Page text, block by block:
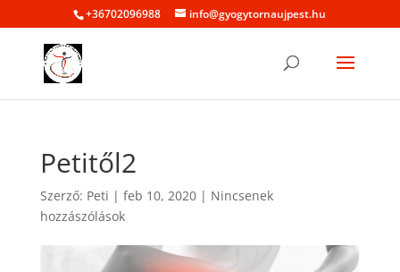
+36702096988 info@gyogytornaujpest.hu
Petitől2
Szerző: Peti | feb 10, 2020| Nincsenek
hozzászólások